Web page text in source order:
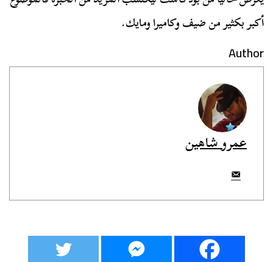
أكبر بكثير من ضيف وكاميرا ومايك.
Author
عمرو شاهين